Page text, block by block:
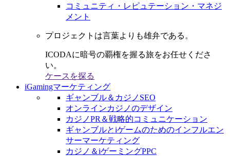
コミュニティ・レピュテーション・マネジ
メント
プロジェクトは言葉よりも雄弁である。
ICODAに暗号の覇権を握る旅をお任せくださ
い。
ケースを探る
iGamingマーケティング
ギャンブル＆カジノSEO
オンラインカジノのデザイン
カジノPR＆戦略的コミュニケーション
ギャンブルとiゲームのためのインフルエン
サーマーケティング
カジノ＆iゲーミングPPC